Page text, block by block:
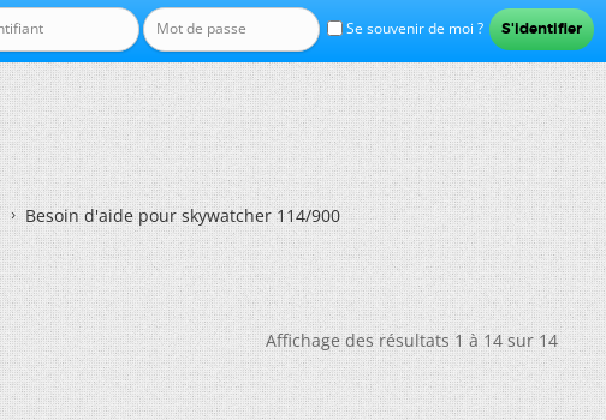
Se souvenir de moi ?
Besoin d'aide pour skywatcher 114/900
Affichage des résultats 1 à 14 sur 14